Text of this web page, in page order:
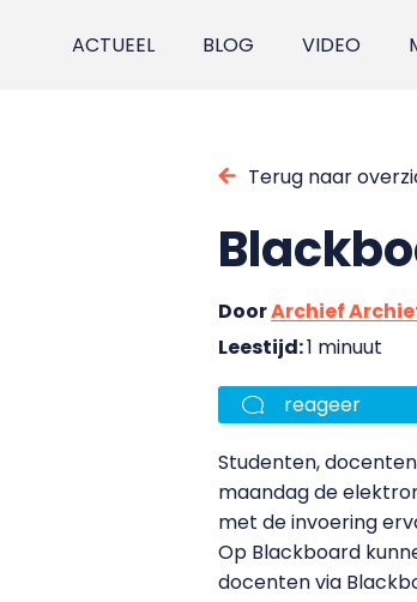
ACTUEEL BLOG VIDEO
Terug naar
DoorArchief
Leestijd:1 minuut
reageer
Studenten,
maandag de
met de invoering
Op Blackboard
docenten via